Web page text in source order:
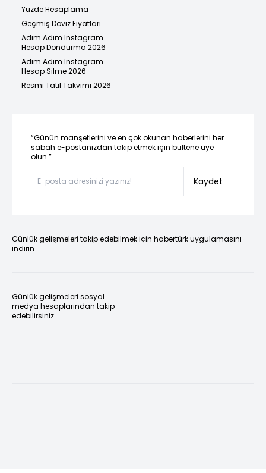
Yüzde Hesaplama
Geçmiş Döviz Fiyatları
Adım Adım Instagram
Hesap Dondurma 2026
Adım Adım Instagram
Hesap Silme 2026
Resmi Tatil Takvimi 2026
“Günün manşetlerini ve en çok okunan haberlerini her
sabah e-postanızdan takip etmek için bültene üye
olun.”
Kaydet
Günlük gelişmeleri takip edebilmek için habertürk uygulamasını
indirin
Günlük gelişmeleri sosyal
medya hesaplarından takip
edebilirsiniz.